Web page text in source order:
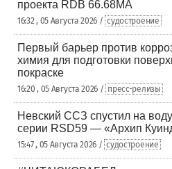
проекта RDB 66.68МА
16:32 , 05 Августа 2026 / судостроение
Первый барьер против
химия для подготовки
покраске
16:20 , 05 Августа 2026 / пресс-релизы
Невский ССЗ спустил на
серии RSD59 — «Архип
15:47 , 05 Августа 2026 / судостроение